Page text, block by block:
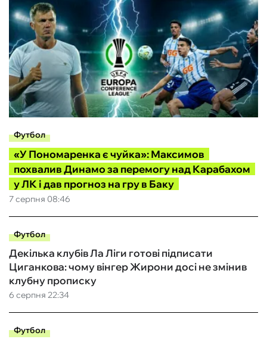
Футбол
7 серпня 08:46
«У Пономаренка є чуйка»: Максимов
похвалив Динамо за перемогу над Карабахом
у ЛК і дав прогноз на гру в Баку
Футбол
6 серпня 22:34
Декілька клубів Ла Ліги готові підписати
Циганкова: чому вінгер Жирони досі не змінив
клубну прописку
Футбол